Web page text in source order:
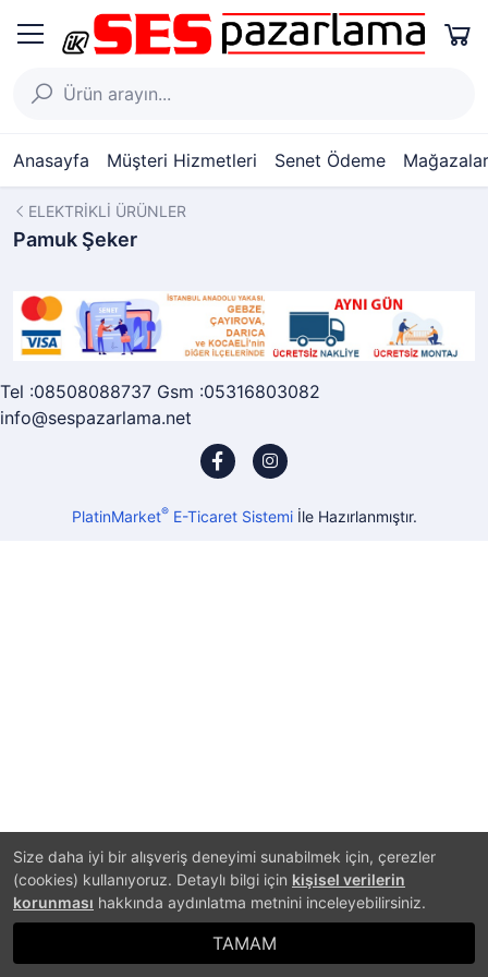
Anasayfa Müşteri Hizmetleri Senet Ödeme
Size daha iyi bir alışveriş deneyimi sunabilmek için, çerezler
(cookies) kullanıyoruz. Detaylı bilgi için kişisel verilerin
korunması hakkında aydınlatma metnini inceleyebilirsiniz.
TAMAM
ELEKTRİKLİ ÜRÜNLER
Pamuk Şeker
Tel :08508088737 Gsm :05316803082
info@sespazarlama.net
PlatinMarket®E-Ticaret Sistemiİle Hazırlanmıştır.